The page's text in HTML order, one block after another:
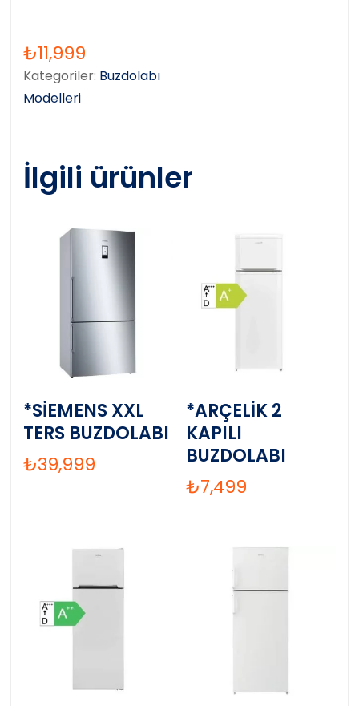
₺11,999
Kategoriler: Buzdolabı
Modelleri
İlgili ürünler
*SİEMENS XXL
TERS BUZDOLABI
₺39,999
*ARÇELİK 2
KAPILI
BUZDOLABI
₺7,499